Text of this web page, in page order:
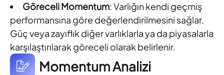
Göreceli Momentum: Varlığın kendi geçmiş
performansına göre değerlendirilmesini sağlar.
Güç veya zayıflık diğer varlıklarla ya da piyasalarla
karşılaştırılarak göreceli olarak belirlenir.
Momentum Analizi